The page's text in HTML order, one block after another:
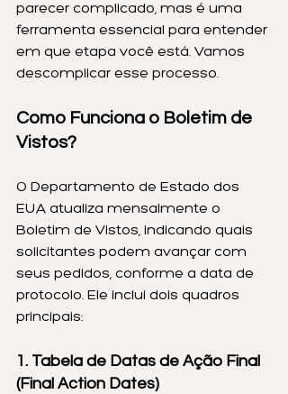
parecer complicado, mas é uma
ferramenta essencial para entender
em que etapa você está. Vamos
descomplicar esse processo.
Como Funciona o Boletim de
Vistos?
O Departamento de Estado dos
EUA atualiza mensalmente o
Boletim de Vistos, indicando quais
solicitantes podem avançar com
seus pedidos, conforme a data de
protocolo. Ele inclui dois quadros
principais:
1. Tabela de Datas de Ação Final
(Final Action Dates)